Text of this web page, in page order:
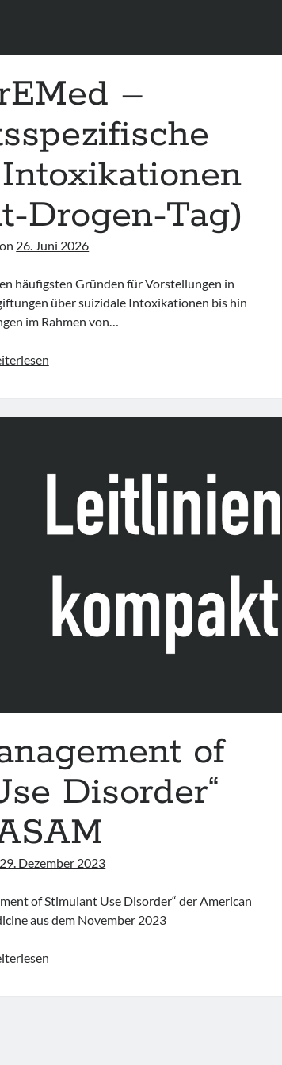
–
Drogen-Tag)
26. Juni 2026
häufigsten Gründen für Vorstellungen in
über suizidale Intoxikationen bis hin
im Rahmen von…
GenderEMed
Aspekte
(26.06.
Drogen-
of
Disorder“
29. Dezember 2023
of Stimulant Use Disorder“ der American
aus dem November 2023
Leitlinie